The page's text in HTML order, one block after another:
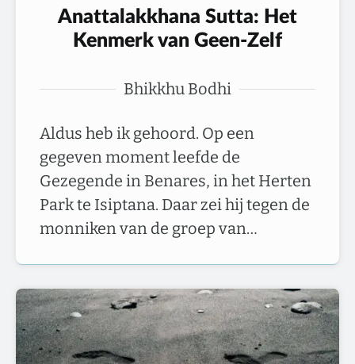
Anattalakkhana Sutta: Het
Kenmerk van Geen-Zelf
Bhikkhu Bodhi
Aldus heb ik gehoord. Op een
gegeven moment leefde de
Gezegende in Benares, in het Herten
Park te Isiptana. Daar zei hij tegen de
monniken van de groep van…